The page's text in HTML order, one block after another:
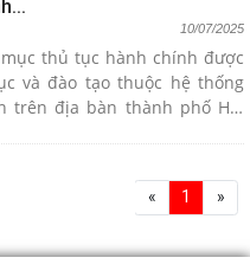
10/07/2025
thủ tục hành chính được
và đào tạo thuộc hệ thống
trên địa bàn thành phố Hải
« 1 »